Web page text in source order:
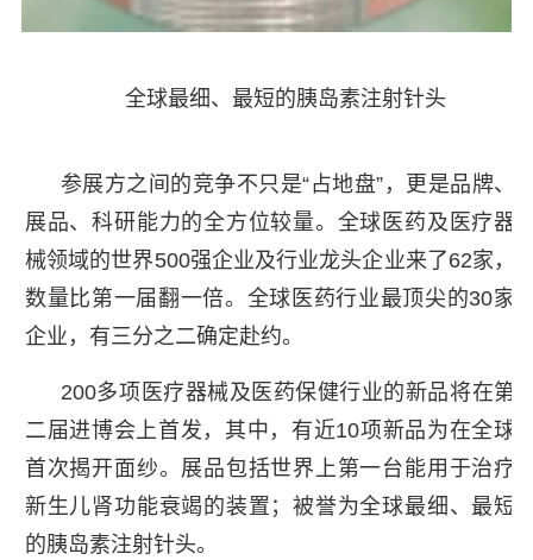
全球最细、最短的胰岛素注射针头
参展方之间的竞争不只是“占地盘”，更是品牌、
展品、科研能力的全方位较量。全球医药及医疗器
械领域的世界500强企业及行业龙头企业来了62家，
数量比第一届翻一倍。全球医药行业最顶尖的30家
企业，有三分之二确定赴约。
200多项医疗器械及医药保健行业的新品将在第
二届进博会上首发，其中，有近10项新品为在全球
首次揭开面纱。展品包括世界上第一台能用于治疗
新生儿肾功能衰竭的装置；被誉为全球最细、最短
的胰岛素注射针头。